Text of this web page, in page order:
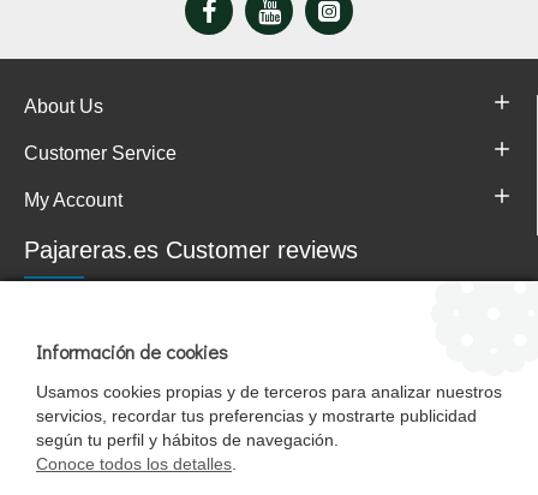
About Us
Customer Service
My Account
Pajareras.es Customer reviews
Información de cookies
Usamos cookies propias y de terceros para analizar nuestros
servicios, recordar tus preferencias y mostrarte publicidad
según tu perfil y hábitos de navegación.
Conoce todos los detalles